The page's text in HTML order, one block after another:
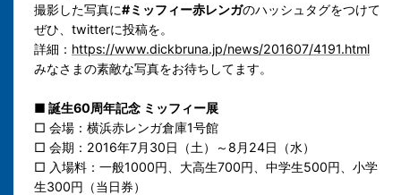
撮影した写真に#ミッフィー赤レンガのハッシュタグをつけて
ぜひ、twitterに投稿を。
詳細： https://www.dickbruna.jp/news/201607/4191.html
みなさまの素敵な写真をお待ちしてます。
■ 誕生60周年記念 ミッフィー展
□ 会場：横浜赤レンガ倉庫1号館
□ 会期： 2016年7月30日（土）～8月24日（水）
□ 入場料：一般1000円、大高生700円、中学生500円、小学
生300円（当日券）